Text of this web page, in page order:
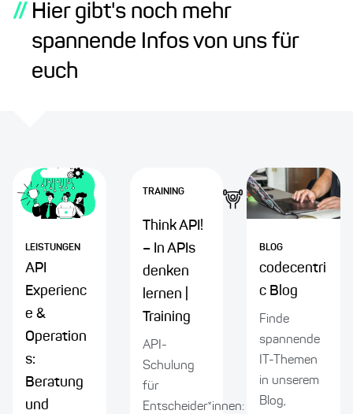
// Hier gibt's noch mehr
spannende Infos von uns für
euch
LEISTUNGEN
API
Experienc
e &
Operation
s:
Beratung
und
TRAINING
Think API!
– In APIs
denken
lernen |
Training
API-
Schulung
für
Entscheider*innen:
BLOG
codecentri
c Blog
Finde
spannende
IT-Themen
in unserem
Blog,